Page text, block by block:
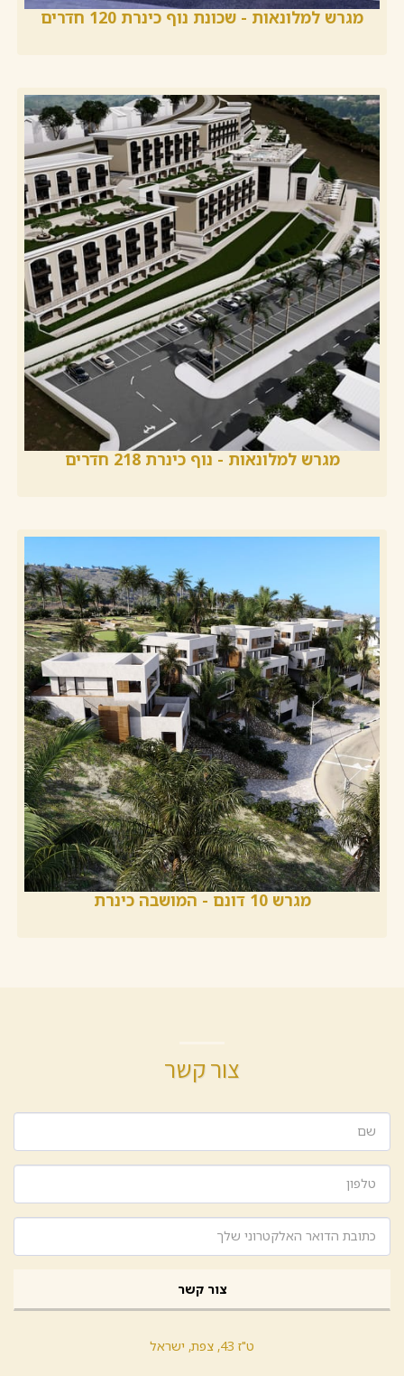
מגרש למלונאות - שכונת נוף כינרת 120 חדרים
מגרש למלונאות - נוף כינרת 218 חדרים
מגרש 10 דונם - המושבה כינרת
צור קשר
צור קשר
ט"ז 43, צפת, ישראל